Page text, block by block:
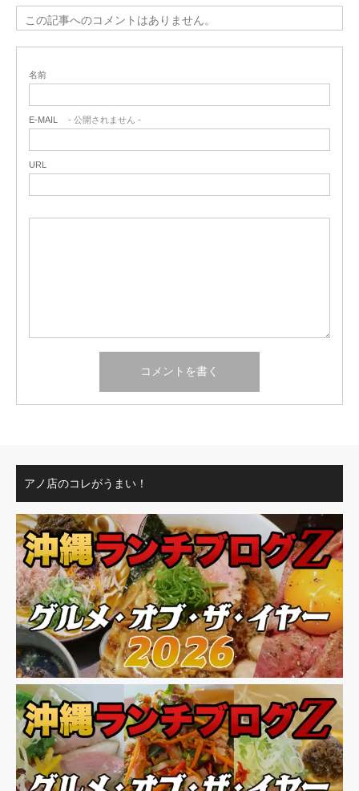
この記事へのコメントはありません。
名前
E-MAIL - 公開されません -
URL
アノ店のコレがうまい！